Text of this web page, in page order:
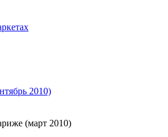
2010)
(март 2010)